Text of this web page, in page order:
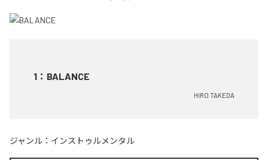
1 ： BALANCE
HIRO TAKEDA
ジャンル： インストゥルメンタル